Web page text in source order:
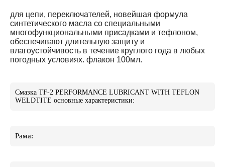
для цепи, переключателей, новейшая формула
синтетического масла со специальными
многофункциональными присадками и тефлоном,
обеспечивают длительную защиту и
влагоустойчивость в течение круглого года в любых
погодных условиях. флакон 100мл.
Смазка TF-2 PERFORMANCE LUBRICANT WITH TEFLON
WELDTITE основные характеристики:
Рама: